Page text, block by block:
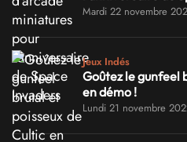
Mardi 22 novembre
Jeux Indés
Goûtez le gunfeel
en démo !
Lundi 21 novembre